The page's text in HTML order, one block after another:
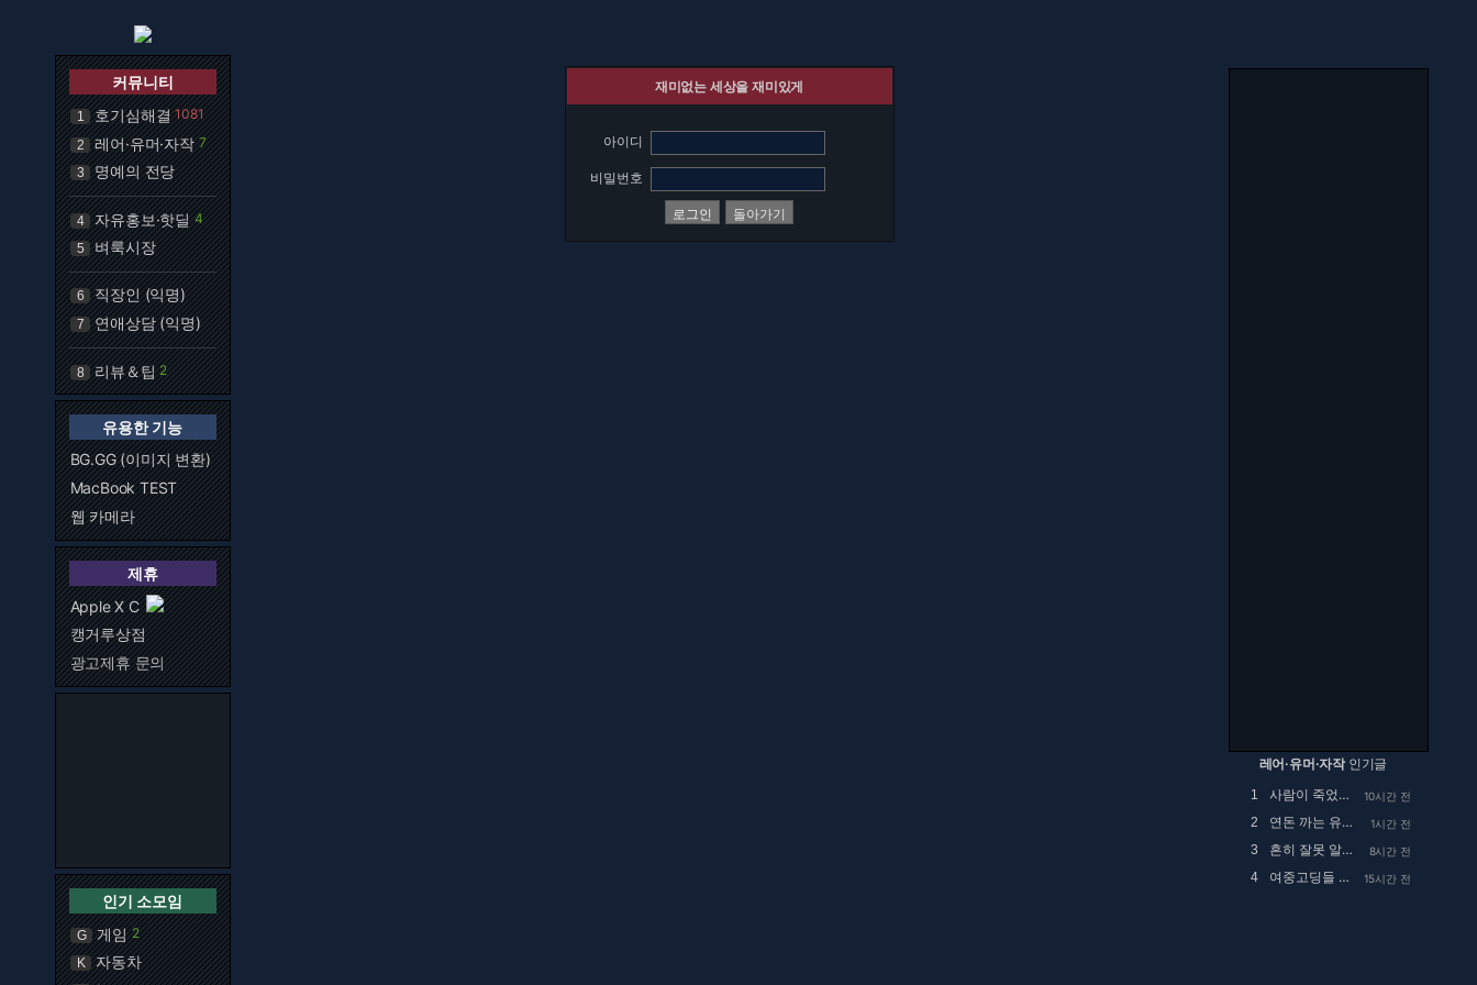
커뮤니티
1 호기심해결 1081
2 레어·유머·자작 7
3 명예의 전당
4 자유홍보·핫딜 4
5 벼룩시장
6 직장인 (익명)
7 연애상담 (익명)
8 리뷰＆팁 2
유용한 기능
BG.GG (이미지 변환)
MacBook TEST
웹 카메라
제휴
Apple X C
캥거루상점
광고제휴 문의
인기 소모임
G 게임 2
K 자동차
재미없는 세상을 재미있게
아이디
비밀번호
레어·유머·자작인기글
1 사람이 죽었는데 드립 치는건 좀 아닌듯 10시간 전
2 연돈 까는 유튜브 댓글 1시간 전
3 흔히 잘못 알고있는 행주대첩의 실체 8시간 전
4 여중고딩들 사이에 핫하다는 집사카페 15시간 전